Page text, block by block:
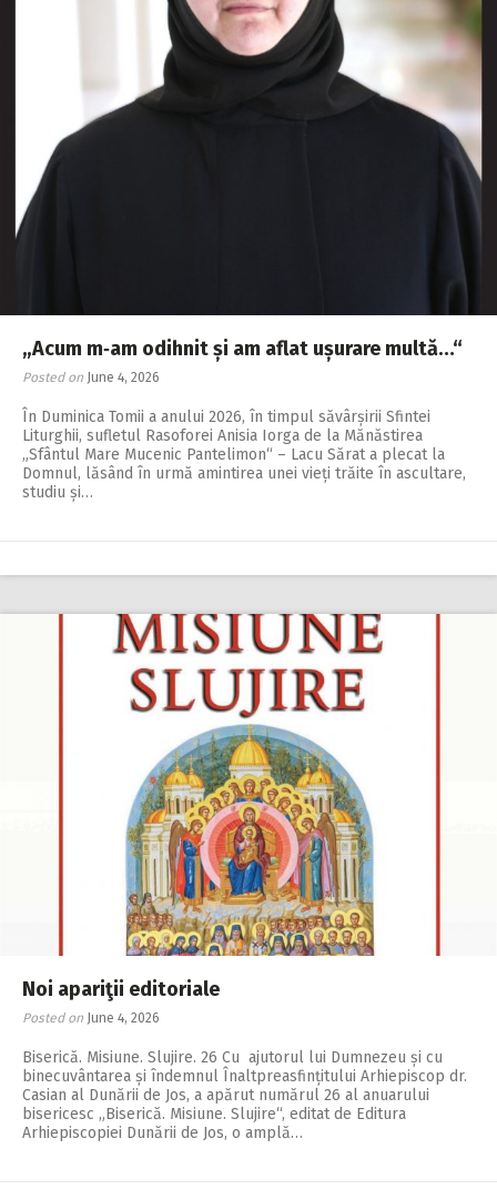
„Acum m‑am odihnit și am aflat ușurare multă…“
Posted on June 4, 2026
În Duminica Tomii a anului 2026, în timpul săvârșirii Sfintei
Liturghii, sufletul Rasoforei Anisia Iorga de la Mănăstirea
„Sfântul Mare Mucenic Pantelimon“ – Lacu Sărat a plecat la
Domnul, lăsând în urmă amintirea unei vieți trăite în ascultare,
studiu și…
Noi apariţii editoriale
Posted on June 4, 2026
Biserică. Misiune. Slujire. 26 Cu ajutorul lui Dumnezeu și cu
binecuvântarea și îndemnul Înaltpreasfințitului Arhiepiscop dr.
Casian al Dunării de Jos, a apărut numărul 26 al anuarului
bisericesc „Biserică. Misiune. Slujire“, editat de Editura
Arhiepiscopiei Dunării de Jos, o amplă…